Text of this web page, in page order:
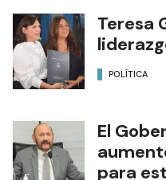
Teresa
POLÍTICA
El
para